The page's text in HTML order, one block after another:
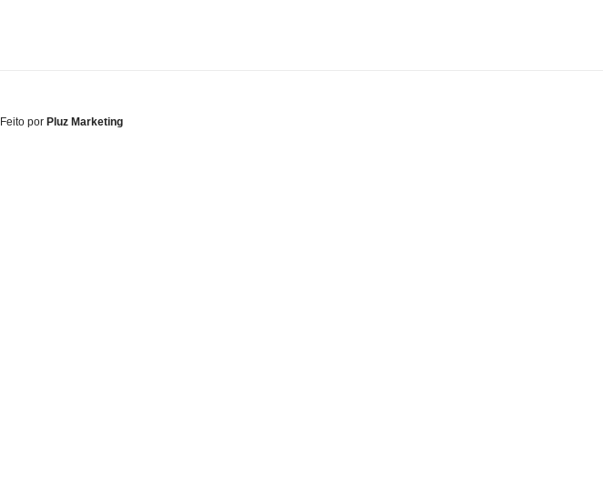
Feito por Pluz Marketing